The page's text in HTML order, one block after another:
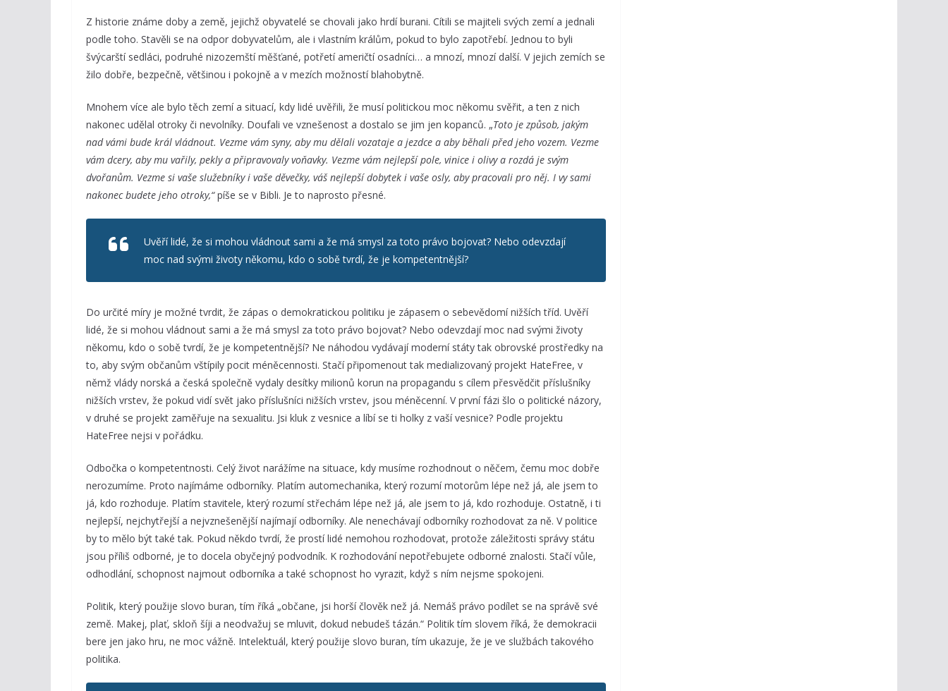
Z historie známe doby a země, jejichž obyvatelé se chovali jako hrdí burani. Cítili se majiteli svých zemí a jednali
podle toho. Stavěli se na odpor dobyvatelům, ale i vlastním králům, pokud to bylo zapotřebí. Jednou to byli
švýcarští sedláci, podruhé nizozemští měšťané, potřetí američtí osadníci… a mnozí, mnozí další. V jejich zemích se
žilo dobře, bezpečně, většinou i pokojně a v mezích možností blahobytně.
Mnohem více ale bylo těch zemí a situací, kdy lidé uvěřili, že musí politickou moc někomu svěřit, a ten z nich
nakonec udělal otroky či nevolníky. Doufali ve vznešenost a dostalo se jim jen kopanců. „Toto je způsob, jakým
nad vámi bude král vládnout. Vezme vám syny, aby mu dělali vozataje a jezdce a aby běhali před jeho vozem. Vezme
vám dcery, aby mu vařily, pekly a připravovaly voňavky. Vezme vám nejlepší pole, vinice i olivy a rozdá je svým
dvořanům. Vezme si vaše služebníky i vaše děvečky, váš nejlepší dobytek i vaše osly, aby pracovali pro něj. I vy sami
nakonec budete jeho otroky,“píše se v Bibli. Je to naprosto přesné.
Uvěří lidé, že si mohou vládnout sami a že má smysl za toto právo bojovat? Nebo odevzdají
moc nad svými životy někomu, kdo o sobě tvrdí, že je kompetentnější?
Do určité míry je možné tvrdit, že zápas o demokratickou politiku je zápasem o sebevědomí nižších tříd. Uvěří
lidé, že si mohou vládnout sami a že má smysl za toto právo bojovat? Nebo odevzdají moc nad svými životy
někomu, kdo o sobě tvrdí, že je kompetentnější? Ne náhodou vydávají moderní státy tak obrovské prostředky na
to, aby svým občanům vštípily pocit méněcennosti. Stačí připomenout tak medializovaný projekt HateFree, v
němž vlády norská a česká společně vydaly desítky milionů korun na propagandu s cílem přesvědčit příslušníky
nižších vrstev, že pokud vidí svět jako příslušníci nižších vrstev, jsou méněcenní. V první fázi šlo o politické názory,
v druhé se projekt zaměřuje na sexualitu. Jsi kluk z vesnice a líbí se ti holky z vaší vesnice? Podle projektu
HateFree nejsi v pořádku.
Odbočka o kompetentnosti. Celý život narážíme na situace, kdy musíme rozhodnout o něčem, čemu moc dobře
nerozumíme. Proto najímáme odborníky. Platím automechanika, který rozumí motorům lépe než já, ale jsem to
já, kdo rozhoduje. Platím stavitele, který rozumí střechám lépe než já, ale jsem to já, kdo rozhoduje. Ostatně, i ti
nejlepší, nejchytřejší a nejvznešenější najímají odborníky. Ale nenechávají odborníky rozhodovat za ně. V politice
by to mělo být také tak. Pokud někdo tvrdí, že prostí lidé nemohou rozhodovat, protože záležitosti správy státu
jsou příliš odborné, je to docela obyčejný podvodník. K rozhodování nepotřebujete odborné znalosti. Stačí vůle,
odhodlání, schopnost najmout odborníka a také schopnost ho vyrazit, když s ním nejsme spokojeni.
Politik, který použije slovo buran, tím říká „občane, jsi horší člověk než já. Nemáš právo podílet se na správě své
země. Makej, plať, skloň šíji a neodvažuj se mluvit, dokud nebudeš tázán.“ Politik tím slovem říká, že demokracii
bere jen jako hru, ne moc vážně. Intelektuál, který použije slovo buran, tím ukazuje, že je ve službách takového
politika.